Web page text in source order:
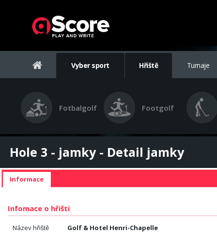
Vyber sport Hřiště Turnaje
Fotbalgolf Footgolf
Hole 3 - jamky - Detail jamky
Informace
Infomace o hřišti
Název hřiště Golf & Hotel Henri-Chapelle